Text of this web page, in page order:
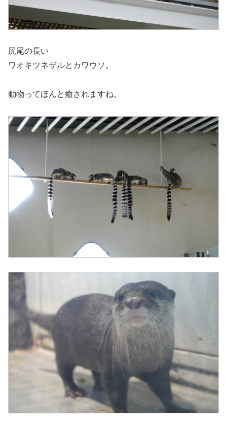
尻尾の長い
ワオキツネザルとカワウソ。
動物ってほんと癒されますね。